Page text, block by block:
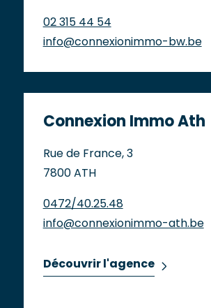
02 315 44 54
info@connexionimmo-bw.be
Connexion Immo Ath
Rue de France, 3
7800 ATH
0472/40.25.48
info@connexionimmo-ath.be
Découvrir l'agence